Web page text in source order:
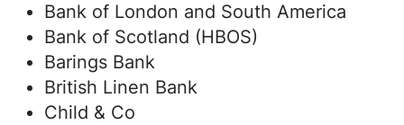
Bank of London and South America
Bank of Scotland (HBOS)
Barings Bank
British Linen Bank
Child & Co